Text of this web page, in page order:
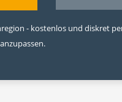
- kostenlos und diskret